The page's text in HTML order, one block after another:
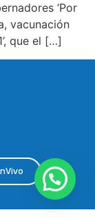
‘Por
vacunación
que el […]